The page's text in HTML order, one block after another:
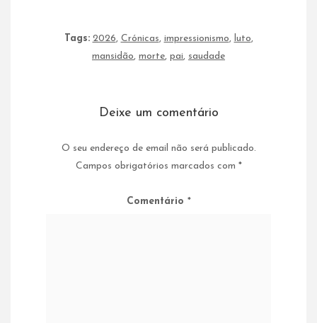
Tags: 2026, Crónicas, impressionismo, luto,
mansidão, morte, pai, saudade
Deixe um comentário
O seu endereço de email não será publicado.
Campos obrigatórios marcados com *
Comentário *